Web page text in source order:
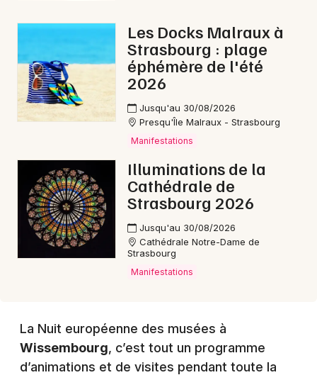
Actus tourisme & loisirs
Restaurants
67 - Bas-Rhin
Choisir mes départements
Je m'abonne
Les Docks Malraux à
Strasbourg : plage
éphémère de l'été
2026
Jusqu'au 30/08/2026
Presqu'Île Malraux - Strasbourg
Manifestations
Illuminations de la
Cathédrale de
Strasbourg 2026
Jusqu'au 30/08/2026
Cathédrale Notre-Dame de
Strasbourg
Manifestations
La Nuit européenne des musées à
Wissembourg, c’est tout un programme
d’animations et de visites pendant toute la